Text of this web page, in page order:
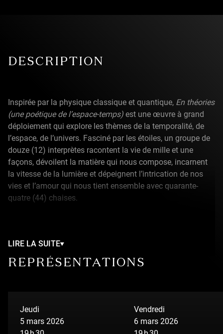
DESCRIPTION
Inspirée par la physique classique et quantique, En théories
(une poétique de l’espace-temps) est une œuvre à grand
déploiement qui explore les thèmes de la temporalité, de
l’espace, de l’univers. Fasciné par les étoiles, un groupe de
douze (12) interprètes racontent la vie de mille et une
façons, dévoilent la matière qui nous compose, incarnent
la vitesse de la lumière et dépeignent l’intrication de nos
vies et l’amour qui nous tient ensemble avec quarante-
quatre (44) chaises.
dans l’univers et le sens de l’existence. Alternant entre une
adresse directe au public et des tableaux brouillant les
frontières entre réalité et dimensions mystérieuses, la pièce
ou… métaphysique.
DynamO Théâtre propose une création audacieuse,
LIRE LA SUITE
REPRÉSENTATIONS
Jeudi
5 mars 2026
Vendredi
6 mars 2026